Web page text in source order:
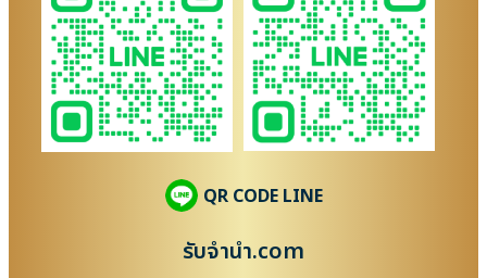
QR CODE LINE
รับจํานํา.com